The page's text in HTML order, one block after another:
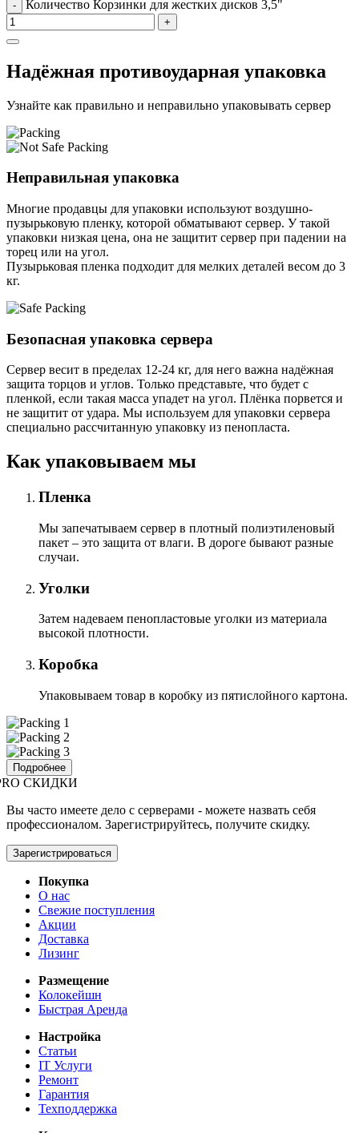
- Количество Корзинки для жестких дисков 3,5"
+
Надёжная противоударная упаковка
Узнайте как правильно и неправильно упаковывать сервер
Неправильная упаковка
Многие продавцы для упаковки используют воздушно-
пузырьковую пленку, которой обматывают сервер. У такой
упаковки низкая цена, она не защитит сервер при падении на
торец или на угол.
Пузырьковая пленка подходит для мелких деталей весом до 3
кг.
Безопасная упаковка сервера
Сервер весит в пределах 12-24 кг, для него важна надёжная
защита торцов и углов. Только представьте, что будет с
пленкой, если такая масса упадет на угол. Плёнка порвется и
не защитит от удара. Мы используем для упаковки сервера
специально расcчитанную упаковку из пенопласта.
Как упаковываем мы
Пленка
Мы запечатываем сервер в плотный полиэтиленовый
пакет – это защита от влаги. В дороге бывают разные
случаи.
Уголки
Затем надеваем пенопластовые уголки из материала
высокой плотности.
Коробка
Упаковываем товар в коробку из пятислойного картона.
Подробнее
СКИДКИ
Вы часто имеете дело с серверами - можете назвать себя
профессионалом. Зарегистрируйтесь, получите скидку.
Зарегистрироваться
Покупка
О нас
Свежие поступления
Акции
Доставка
Лизинг
Размещение
Колокейшн
Быстрая Аренда
Настройка
Статьи
IT Услуги
Ремонт
Гарантия
Техподдержка